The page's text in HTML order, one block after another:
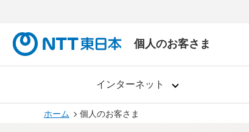
個人のお客さま
インターネット
ホーム 個人のお客さま